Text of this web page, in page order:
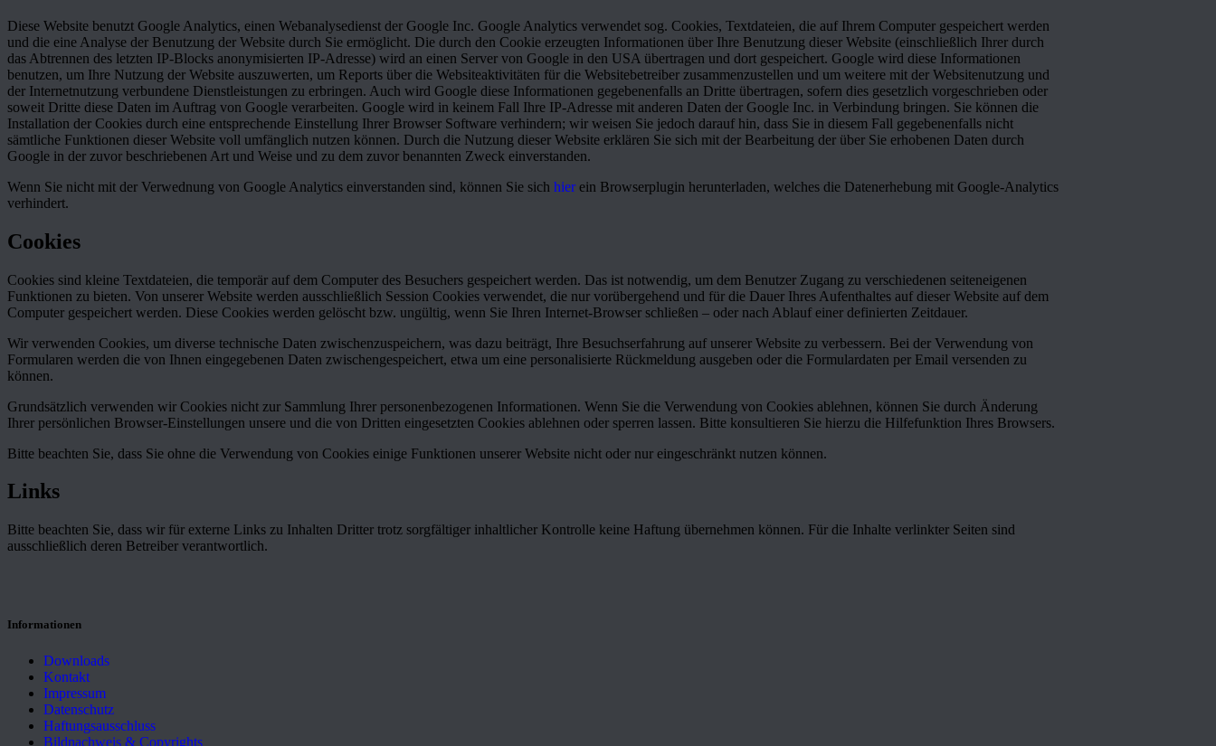
Diese Website benutzt Google Analytics, einen Webanalysedienst der Google Inc. Google Analytics verwendet sog. Cookies, Textdateien, die auf Ihrem Computer gespeichert werden
und die eine Analyse der Benutzung der Website durch Sie ermöglicht. Die durch den Cookie erzeugten Informationen über Ihre Benutzung dieser Website (einschließlich Ihrer durch
das Abtrennen des letzten IP-Blocks anonymisierten IP-Adresse) wird an einen Server von Google in den USA übertragen und dort gespeichert. Google wird diese Informationen
benutzen, um Ihre Nutzung der Website auszuwerten, um Reports über die Websiteaktivitäten für die Websitebetreiber zusammenzustellen und um weitere mit der Websitenutzung und
der Internetnutzung verbundene Dienstleistungen zu erbringen. Auch wird Google diese Informationen gegebenenfalls an Dritte übertragen, sofern dies gesetzlich vorgeschrieben oder
soweit Dritte diese Daten im Auftrag von Google verarbeiten. Google wird in keinem Fall Ihre IP-Adresse mit anderen Daten der Google Inc. in Verbindung bringen. Sie können die
Installation der Cookies durch eine entsprechende Einstellung Ihrer Browser Software verhindern; wir weisen Sie jedoch darauf hin, dass Sie in diesem Fall gegebenenfalls nicht
sämtliche Funktionen dieser Website voll umfänglich nutzen können. Durch die Nutzung dieser Website erklären Sie sich mit der Bearbeitung der über Sie erhobenen Daten durch
Google in der zuvor beschriebenen Art und Weise und zu dem zuvor benannten Zweck einverstanden.
Wenn Sie nicht mit der Verwednung von Google Analytics einverstanden sind, können Sie sich hierein Browserplugin herunterladen, welches die Datenerhebung mit Google-Analytics
verhindert.
Cookies
Cookies sind kleine Textdateien, die temporär auf dem Computer des Besuchers gespeichert werden. Das ist notwendig, um dem Benutzer Zugang zu verschiedenen seiteneigenen
Funktionen zu bieten. Von unserer Website werden ausschließlich Session Cookies verwendet, die nur vorübergehend und für die Dauer Ihres Aufenthaltes auf dieser Website auf dem
Computer gespeichert werden. Diese Cookies werden gelöscht bzw. ungültig, wenn Sie Ihren Internet-Browser schließen – oder nach Ablauf einer definierten Zeitdauer.
Wir verwenden Cookies, um diverse technische Daten zwischenzuspeichern, was dazu beiträgt, Ihre Besuchserfahrung auf unserer Website zu verbessern. Bei der Verwendung von
Formularen werden die von Ihnen eingegebenen Daten zwischengespeichert, etwa um eine personalisierte Rückmeldung ausgeben oder die Formulardaten per Email versenden zu
können.
Grundsätzlich verwenden wir Cookies nicht zur Sammlung Ihrer personenbezogenen Informationen. Wenn Sie die Verwendung von Cookies ablehnen, können Sie durch Änderung
Ihrer persönlichen Browser-Einstellungen unsere und die von Dritten eingesetzten Cookies ablehnen oder sperren lassen. Bitte konsultieren Sie hierzu die Hilfefunktion Ihres Browsers.
Bitte beachten Sie, dass Sie ohne die Verwendung von Cookies einige Funktionen unserer Website nicht oder nur eingeschränkt nutzen können.
Links
Bitte beachten Sie, dass wir für externe Links zu Inhalten Dritter trotz sorgfältiger inhaltlicher Kontrolle keine Haftung übernehmen können. Für die Inhalte verlinkter Seiten sind
ausschließlich deren Betreiber verantwortlich.
Informationen
Downloads
Kontakt
Impressum
Datenschutz
Haftungsausschluss
Bildnachweis & Copyrights